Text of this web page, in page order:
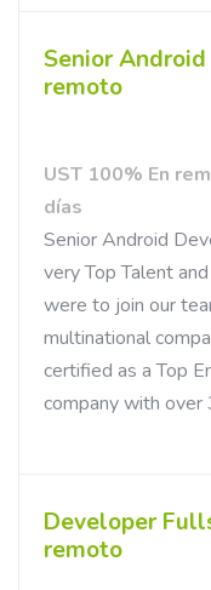
Senior
remoto
UST 100% En
días
Senior Android
very Top Talent
were to join our
multinational
certified as a Top
company with
Developer
remoto